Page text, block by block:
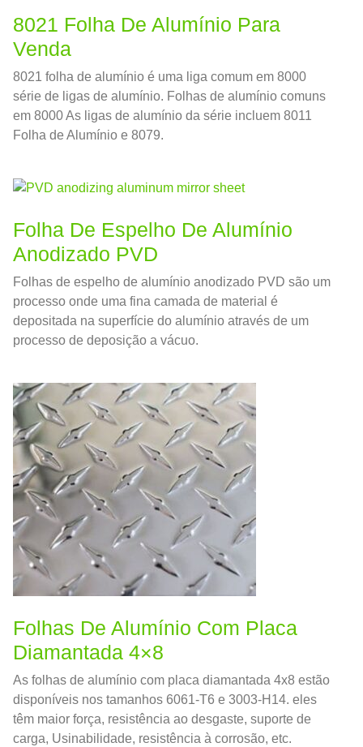
8021 Folha De Alumínio Para
Venda
8021 folha de alumínio é uma liga comum em 8000
série de ligas de alumínio. Folhas de alumínio comuns
em 8000 As ligas de alumínio da série incluem 8011
Folha de Alumínio e 8079.
Folha De Espelho De Alumínio
Anodizado PVD
Folhas de espelho de alumínio anodizado PVD são um
processo onde uma fina camada de material é
depositada na superfície do alumínio através de um
processo de deposição a vácuo.
Folhas De Alumínio Com Placa
Diamantada 4×8
As folhas de alumínio com placa diamantada 4x8 estão
disponíveis nos tamanhos 6061-T6 e 3003-H14. eles
têm maior força, resistência ao desgaste, suporte de
carga, Usinabilidade, resistência à corrosão, etc.